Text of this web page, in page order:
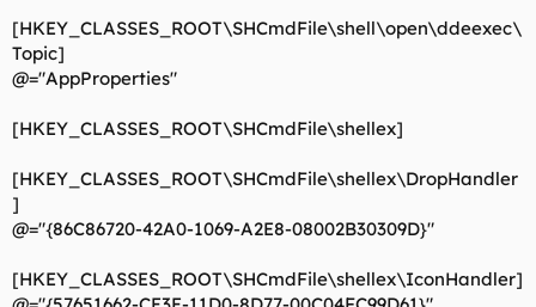
[HKEY_CLASSES_ROOT\SHCmdFile\shell\open\ddeexec\
Topic]
@="AppProperties"
[HKEY_CLASSES_ROOT\SHCmdFile\shellex]
[HKEY_CLASSES_ROOT\SHCmdFile\shellex\DropHandler
]
@="{86C86720-42A0-1069-A2E8-08002B30309D}"
[HKEY_CLASSES_ROOT\SHCmdFile\shellex\IconHandler]